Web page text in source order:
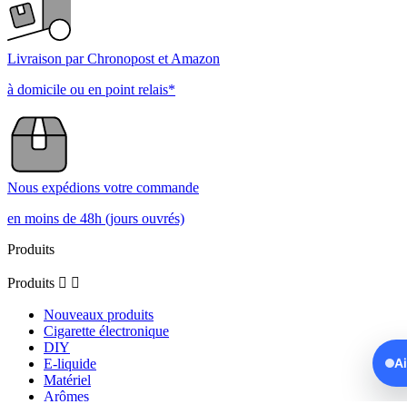
Livraison par Chronopost et Amazon
à domicile ou en point relais*
Nous expédions votre commande
en moins de 48h (jours ouvrés)
Produits
Produits  
Nouveaux produits
Cigarette électronique
DIY
E-liquide
Matériel
Arômes